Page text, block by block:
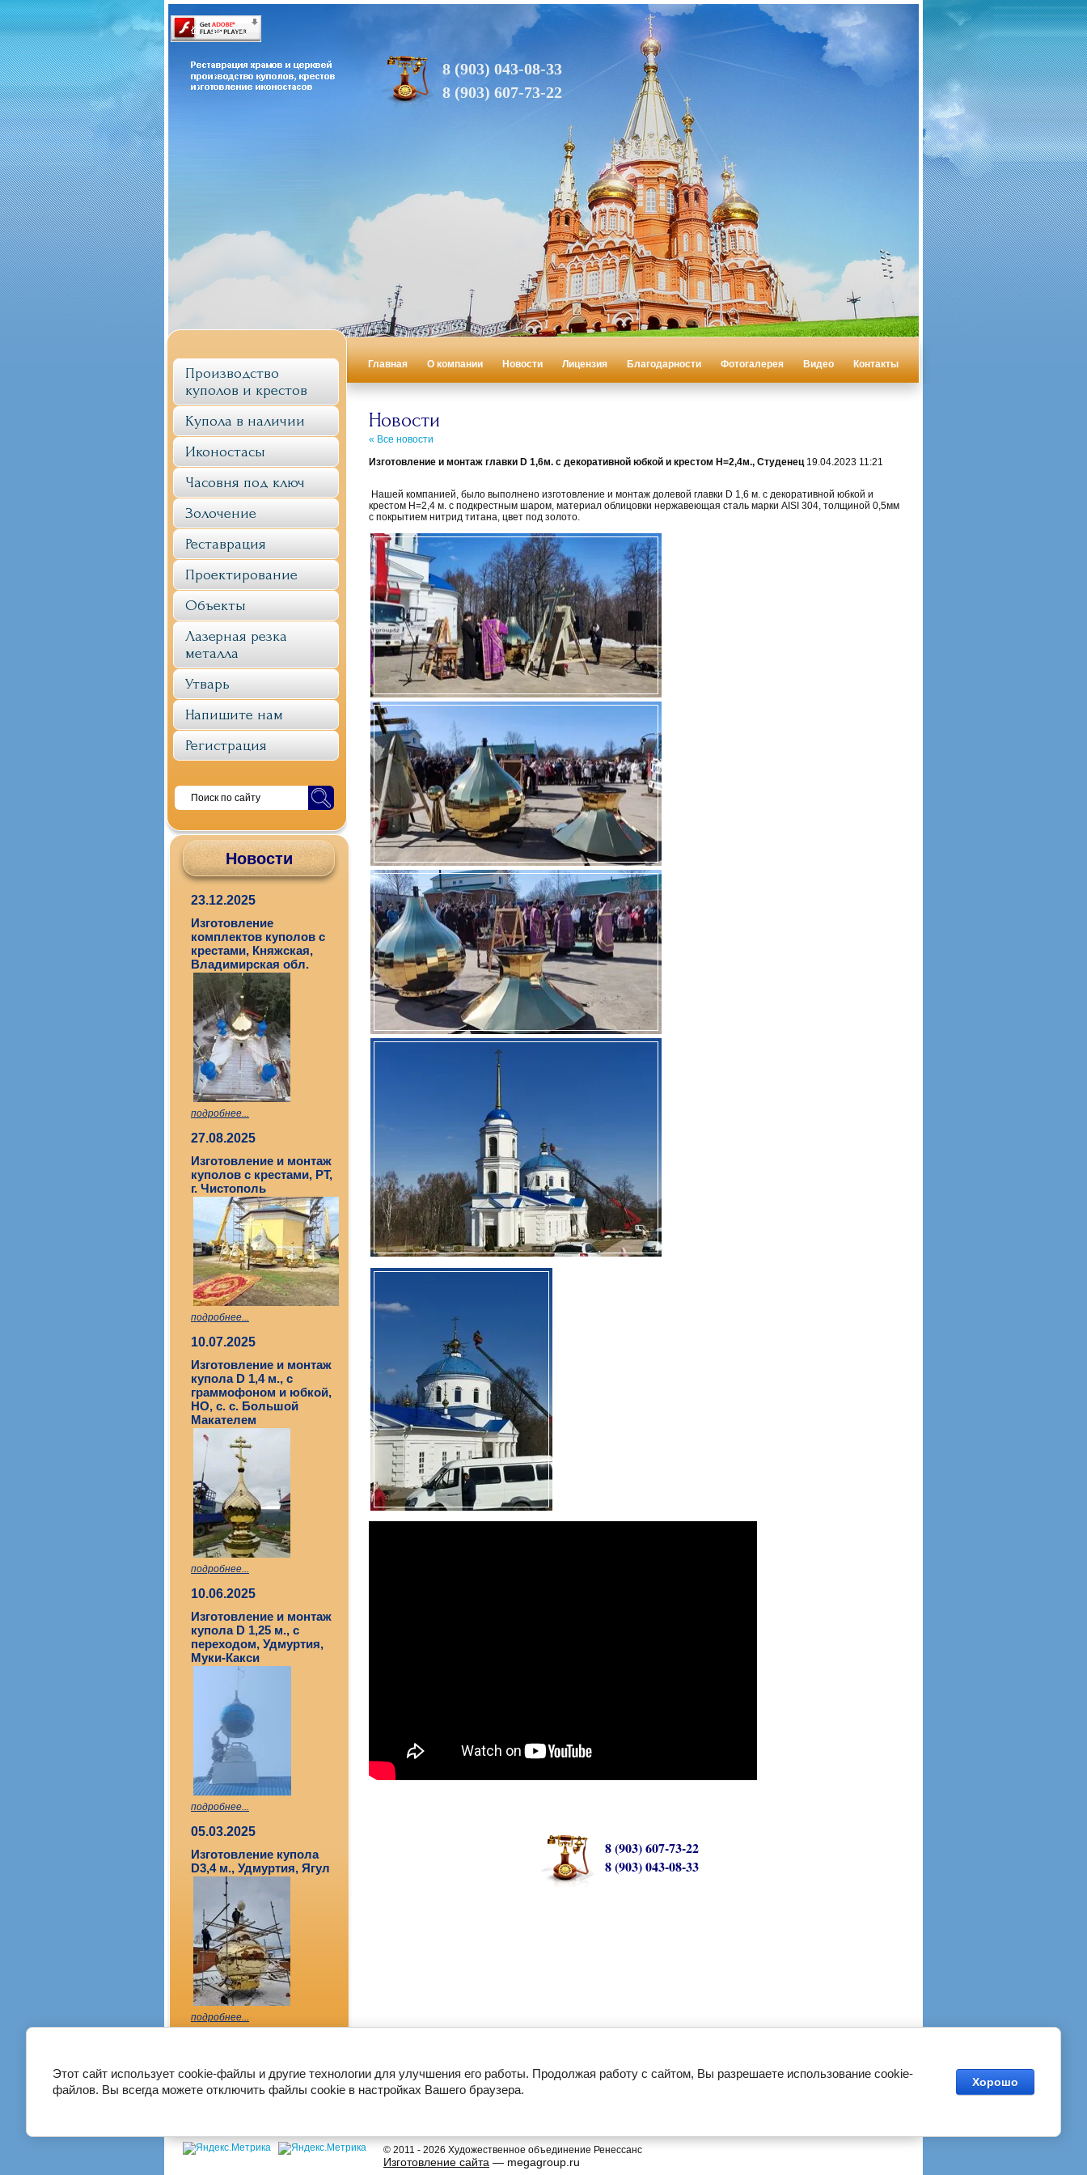
8 (903) 043-08-33
8 (903) 607-73-22
Главная О компании Новости Лицензия Благодарности Фотогалерея Видео Контакты
Производство
куполов и крестов
Купола в наличии
Иконостасы
Часовня под ключ
Золочение
Реставрация
Проектирование
Объекты
Лазерная резка
металла
Утварь
Напишите нам
Регистрация
Новости
23.12.2025
Изготовление
комплектов куполов с
крестами, Княжская,
Владимирская обл.
подробнее...
27.08.2025
Изготовление и монтаж
куполов с крестами, РТ,
г. Чистополь
подробнее...
10.07.2025
Изготовление и монтаж
купола D 1,4 м., с
граммофоном и юбкой,
НО, с. с. Большой
Макателем
подробнее...
10.06.2025
Изготовление и монтаж
купола D 1,25 м., с
переходом, Удмуртия,
Муки-Какси
подробнее...
05.03.2025
Изготовление купола
D3,4 м., Удмуртия, Ягул
подробнее...
Новости
« Все новости
Изготовление и монтаж главки D 1,6м. с декоративной юбкой и крестом Н=2,4м., Студенец19.04.2023 11:21
Нашей компанией, было выполнено изготовление и монтаж долевой главки D 1,6 м. с декоративной юбкой и
крестом Н=2,4 м. с подкрестным шаром, материал облицовки нержавеющая сталь марки AISI 304, толщиной 0,5мм
с покрытием нитрид титана, цвет под золото.
8 (903) 607-73-22
8 (903) 043-08-33
© 2011 - 2026 Художественное объединение Ренессанс
Изготовление сайта — megagroup.ru
Этот сайт использует cookie-файлы и другие технологии для улучшения его работы. Продолжая работу с сайтом, Вы разрешаете использование cookie-
файлов. Вы всегда можете отключить файлы cookie в настройках Вашего браузера.
Хорошо